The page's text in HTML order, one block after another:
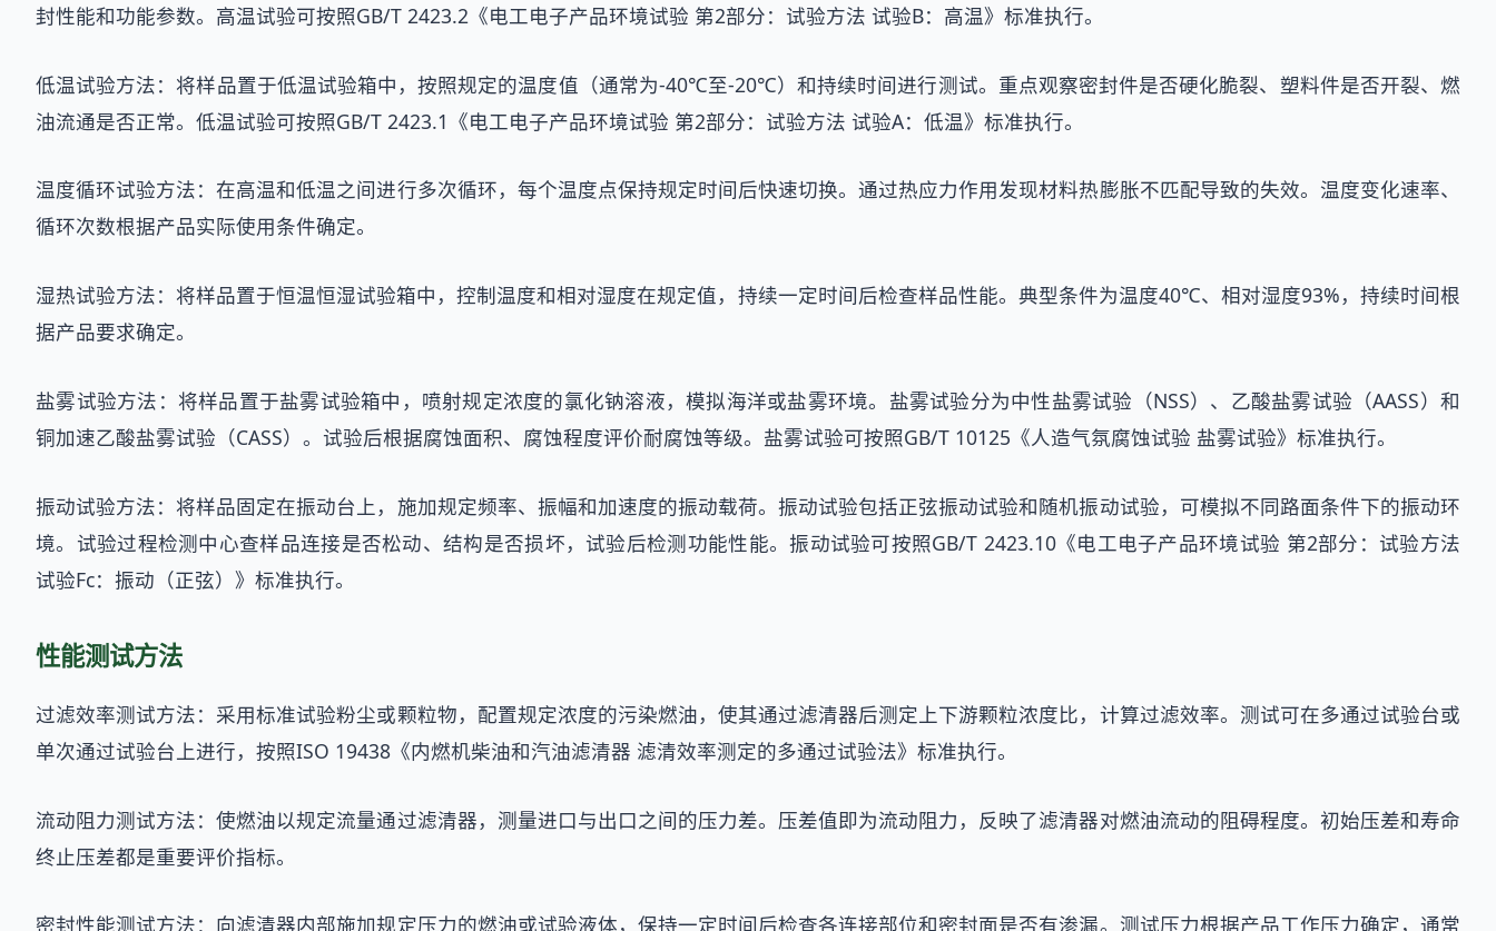
封性能和功能参数。高温试验可按照GB/T 2423.2《电工电子产品环境试验 第2部分：试验方法 试验B：高温》标准执行。
低温试验方法：将样品置于低温试验箱中，按照规定的温度值（通常为-40℃至-20℃）和持续时间进行测试。重点观察密封件是否硬化脆裂、塑料件是否开裂、燃
油流通是否正常。低温试验可按照GB/T 2423.1《电工电子产品环境试验 第2部分：试验方法 试验A：低温》标准执行。
温度循环试验方法：在高温和低温之间进行多次循环，每个温度点保持规定时间后快速切换。通过热应力作用发现材料热膨胀不匹配导致的失效。温度变化速率、
循环次数根据产品实际使用条件确定。
湿热试验方法：将样品置于恒温恒湿试验箱中，控制温度和相对湿度在规定值，持续一定时间后检查样品性能。典型条件为温度40℃、相对湿度93%，持续时间根
据产品要求确定。
盐雾试验方法：将样品置于盐雾试验箱中，喷射规定浓度的氯化钠溶液，模拟海洋或盐雾环境。盐雾试验分为中性盐雾试验（NSS）、乙酸盐雾试验（AASS）和
铜加速乙酸盐雾试验（CASS）。试验后根据腐蚀面积、腐蚀程度评价耐腐蚀等级。盐雾试验可按照GB/T 10125《人造气氛腐蚀试验 盐雾试验》标准执行。
振动试验方法：将样品固定在振动台上，施加规定频率、振幅和加速度的振动载荷。振动试验包括正弦振动试验和随机振动试验，可模拟不同路面条件下的振动环
境。试验过程检测中心查样品连接是否松动、结构是否损坏，试验后检测功能性能。振动试验可按照GB/T 2423.10《电工电子产品环境试验 第2部分：试验方法
试验Fc：振动（正弦）》标准执行。
性能测试方法
过滤效率测试方法：采用标准试验粉尘或颗粒物，配置规定浓度的污染燃油，使其通过滤清器后测定上下游颗粒浓度比，计算过滤效率。测试可在多通过试验台或
单次通过试验台上进行，按照ISO 19438《内燃机柴油和汽油滤清器 滤清效率测定的多通过试验法》标准执行。
流动阻力测试方法：使燃油以规定流量通过滤清器，测量进口与出口之间的压力差。压差值即为流动阻力，反映了滤清器对燃油流动的阻碍程度。初始压差和寿命
终止压差都是重要评价指标。
密封性能测试方法：向滤清器内部施加规定压力的燃油或试验液体，保持一定时间后检查各连接部位和密封面是否有渗漏。测试压力根据产品工作压力确定，通常